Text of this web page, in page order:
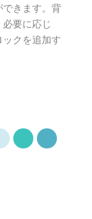
きます。背
要に応じ
クを追加す